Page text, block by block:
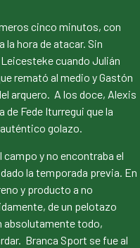
cinco minutos, con
la hora de atacar. Sin
cuando Julián
remató al medio y Gastón
arquero. A los doce, Alexis
de Fede Iturregui que la
golazo.
y no encontraba el
la temporada previa. En
y producto a no
de un pelotazo
absolutamente todo,
Branca Sport se fue al